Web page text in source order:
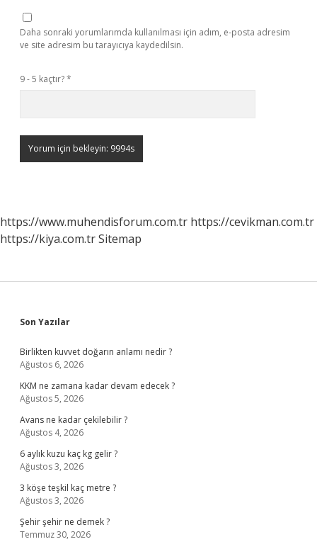
Daha sonraki yorumlarımda kullanılması için adım, e-posta adresim
ve site adresim bu tarayıcıya kaydedilsin.
9 - 5 kaçtır?*
https://www.muhendisforum.com.tr https://cevikman.com.tr
https://kiya.com.trSitemap
Sidebar
Son Yazılar
Birlikten kuvvet doğarın anlamı nedir ?
Ağustos 6, 2026
KKM ne zamana kadar devam edecek ?
Ağustos 5, 2026
Avans ne kadar çekilebilir ?
Ağustos 4, 2026
6 aylık kuzu kaç kg gelir ?
Ağustos 3, 2026
3 köşe teşkil kaç metre ?
Ağustos 3, 2026
Şehir şehir ne demek ?
Temmuz 30, 2026